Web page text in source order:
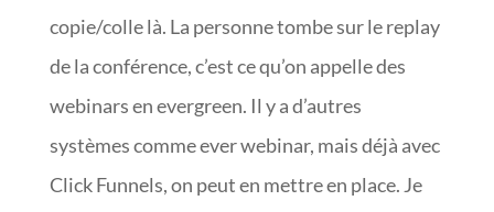
copie/colle là. La personne tombe sur le replay
de la conférence, c’est ce qu’on appelle des
webinars en evergreen. Il y a d’autres
systèmes comme ever webinar, mais déjà avec
Click Funnels, on peut en mettre en place. Je